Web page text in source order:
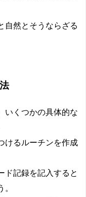
自然とそうならざる
いくつかの具体的な
けるルーチンを作成
ド記録を記入すると